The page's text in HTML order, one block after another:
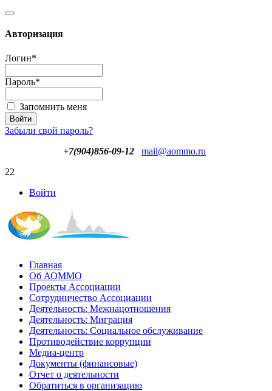
Авторизация
Логин*
Пароль*
Запомнить меня
Забыли свой пароль?
+7(904)856-09-12
mail@aommo.ru
22
Войти
Главная
Об АОММО
Проекты Ассоциации
Сотрудничество Ассоциации
Деятельность: Межнацотношения
Деятельность: Миграция
Деятельность: Социальное обслуживание
Противодействие коррупции
Медиа-центр
Документы (финансовые)
Отчет о деятельности
Обратиться в организацию